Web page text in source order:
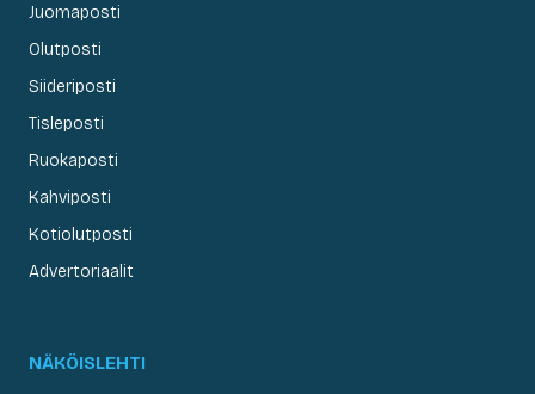
Juomaposti
Olutposti
Siideriposti
Tisleposti
Ruokaposti
Kahviposti
Kotiolutposti
Advertoriaalit
NÄKÖISLEHTI